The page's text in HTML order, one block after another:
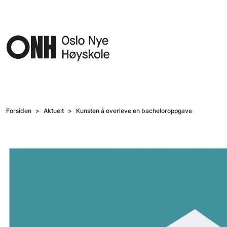
Forsiden Aktuelt Kunsten å overleve en bacheloroppgave